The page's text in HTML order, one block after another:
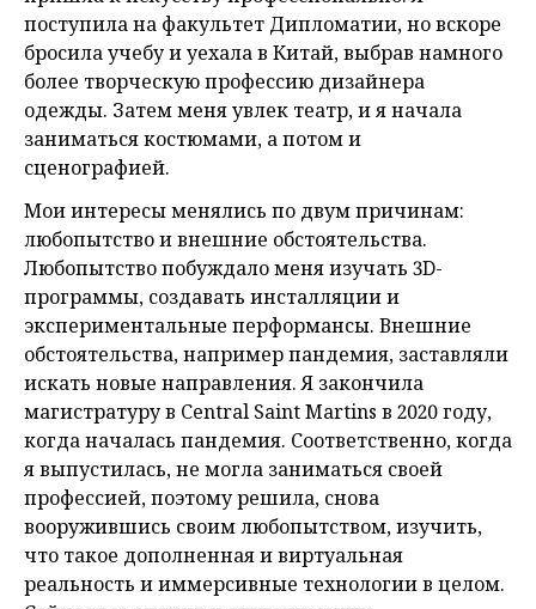
поступила на факультет Дипломатии, но вскоре
бросила учебу и уехала в Китай, выбрав намного
более творческую профессию дизайнера
одежды. Затем меня увлек театр, и я начала
заниматься костюмами, а потом и
сценографией.
Мои интересы менялись по двум причинам:
любопытство и внешние обстоятельства.
Любопытство побуждало меня изучать 3D-
программы, создавать инсталляции и
экспериментальные перформансы. Внешние
обстоятельства, например пандемия, заставляли
искать новые направления. Я закончила
магистратуру в Central Saint Martins в 2020 году,
когда началась пандемия. Соответственно, когда
я выпустилась, не могла заниматься своей
профессией, поэтому решила, снова
вооружившись своим любопытством, изучить,
что такое дополненная и виртуальная
реальность и иммерсивные технологии в целом.